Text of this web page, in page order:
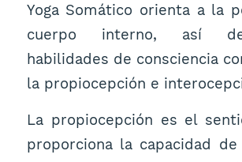
Yoga Somático orienta a la
cuerpo interno, así
habilidades de consciencia
la propiocepción e
La propiocepción es el
proporciona la capacidad